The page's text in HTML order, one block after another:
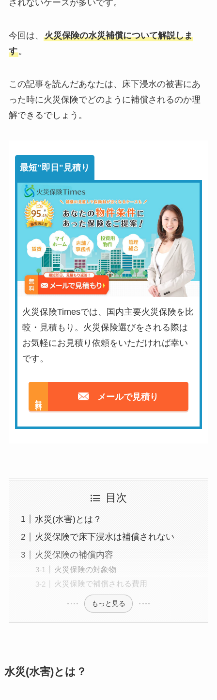
されないケースが多いです。
今回は、 火災保険の水災補償について解説しま
す。
この記事を読んだあなたは、床下浸水の被害にあ
った時に火災保険でどのように補償されるのか理
解できるでしょう。
最短"即日"見積り
火災保険Timesでは、国内主要火災保険を比
較・見積もり。火災保険選びをされる際は
お気軽にお見積り依頼をいただければ幸い
です。
メールで見積り
目次
水災(水害)とは？
火災保険で床下浸水は補償されない
火災保険の補償内容
火災保険の対象物
火災保険で補償される費用
もっと見る
水災(水害)とは？